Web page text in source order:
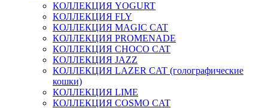
КОЛЛЕКЦИЯ YOGURT
КОЛЛЕКЦИЯ FLY
КОЛЛЕКЦИЯ MAGIC CAT
КОЛЛЕКЦИЯ PROMENADE
КОЛЛЕКЦИЯ CHOCO CAT
КОЛЛЕКЦИЯ JAZZ
КОЛЛЕКЦИЯ LAZER CAT (голографические
кошки)
КОЛЛЕКЦИЯ LIME
КОЛЛЕКЦИЯ COSMO CAT